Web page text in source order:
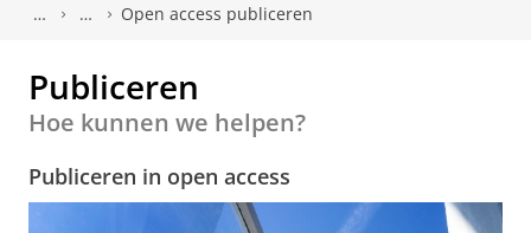
Open access publiceren
Publiceren
Hoe kunnen we helpen?
Publiceren in open access